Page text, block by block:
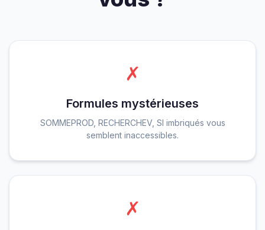
✗
Formules mystérieuses
SOMMEPROD, RECHERCHEV, SI imbriqués vous
semblent inaccessibles.
✗